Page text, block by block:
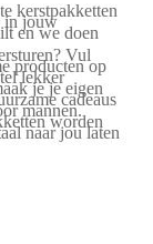
kerstpakketten
in jouw
en we doen
Vul
producten op
lekker
je je eigen
cadeaus
mannen.
worden
naar jou laten